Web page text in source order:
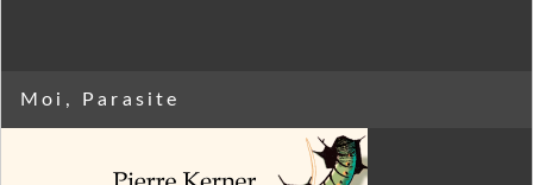
Moi, Parasite